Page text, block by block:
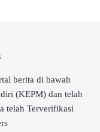
berita di bawah
(KEPM) dan telah
telah Terverifikasi